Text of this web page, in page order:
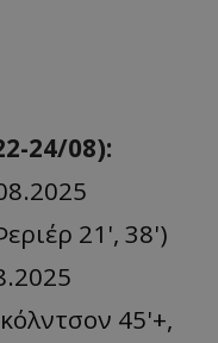
24/08):
21', 38')
45'+,